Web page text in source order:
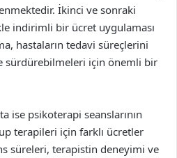
İkinci ve sonraki
indirimli bir ücret uygulaması
hastaların tedavi süreçlerini
sürdürebilmeleri için önemli bir
ise psikoterapi seanslarının
terapileri için farklı ücretler
süreleri, terapistin deneyimi ve